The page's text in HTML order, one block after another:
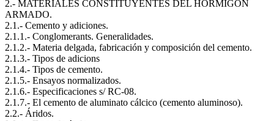
2.- MATERIALES CONSTITUYENTES DEL HORMIGÓN
ARMADO.
2.1.- Cemento y adiciones.
2.1.1.- Conglomerants. Generalidades.
2.1.2.- Materia delgada, fabricación y composición del cemento.
2.1.3.- Tipos de adicions
2.1.4.- Tipos de cemento.
2.1.5.- Ensayos normalizados.
2.1.6.- Especificaciones s/ RC-08.
2.1.7.- El cemento de aluminato cálcico (cemento aluminoso).
2.2.- Áridos.